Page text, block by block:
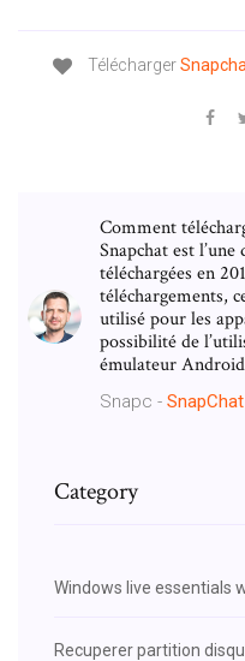
Télécharger
Comment
Snapchat est
téléchargées en
téléchargements,
utilisé pour les
possibilité de
émulateur
Snapc - SnapChat
Category
Windows live essentials
Recuperer partition